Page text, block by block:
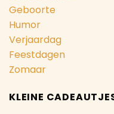
Geboorte
Humor
Verjaardag
Feestdagen
Zomaar
KLEINE